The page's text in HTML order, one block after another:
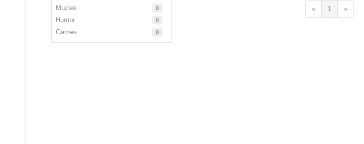
Muziek 0
Humor 0
Games 0
« 1 »